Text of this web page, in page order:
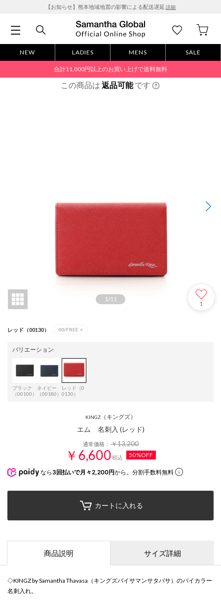
【お知らせ】熊本地域地震の影響による配送遅延 詳細
NEW LADIES MENS SALE
合計11,000円以上のお買い上げで送料無料
この商品は 返品可能です
1/11
1
レッド（00130） 00/FREE ×
バリエーション
ブラック
（00100）
ネイビー
（00180）
レッド（0
0130）
KINGZ（キングズ）
エム 名刺入 (レッド)
通常価格：￥13,200
￥6,600税込 50%OFF
なら 3回払いで月々2,200円から。分割手数料無料
カートに入れる
商品説明 サイズ詳細
◇KINGZ by Samantha Thavasa（キングズバイサマンサタバサ）のバイカラー
名刺入れ。